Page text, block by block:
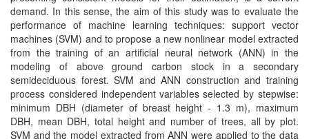
demand. In this sense, the aim of this study was to evaluate the
performance of machine learning techniques: support vector
machines (SVM) and to propose a new nonlinear model extracted
from the training of an artificial neural network (ANN) in the
modeling of above ground carbon stock in a secondary
semideciduous forest. SVM and ANN construction and training
process considered independent variables selected by stepwise:
minimum DBH (diameter of breast height - 1.3 m), maximum
DBH, mean DBH, total height and number of trees, all by plot.
SVM and the model extracted from ANN were applied to the data